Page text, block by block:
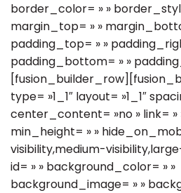
border_color= » »
margin_top= » »
padding_top= » »
padding_bottom= » »
type= »1_1″ layout= »1_1″
center_content= »no » link= »
min_height= » »
visibility,medium-
id= » » background_color= » »
background_image= » »